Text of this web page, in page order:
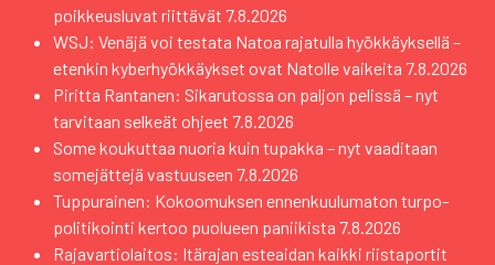
poikkeusluvat riittävät 7.8.2026
WSJ: Venäjä voi testata Natoa rajatulla hyökkäyksellä –
etenkin kyberhyökkäykset ovat Natolle vaikeita 7.8.2026
Piritta Rantanen: Sikarutossa on paljon pelissä – nyt
tarvitaan selkeät ohjeet 7.8.2026
Some koukuttaa nuoria kuin tupakka – nyt vaaditaan
somejättejä vastuuseen 7.8.2026
Tuppurainen: Kokoomuksen ennenkuulumaton turpo-
politikointi kertoo puolueen paniikista 7.8.2026
Rajavartiolaitos: Itärajan esteaidan kaikki riistaportit